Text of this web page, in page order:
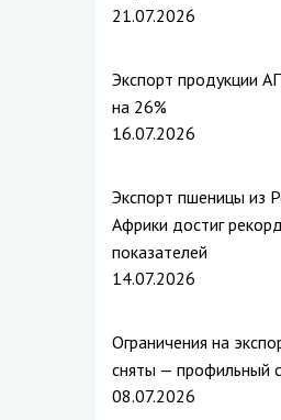
21.07.2026
Экспорт продукции
на 26%
16.07.2026
Экспорт пшеницы из
Африки достиг
показателей
14.07.2026
Ограничения на
сняты — профильный
08.07.2026